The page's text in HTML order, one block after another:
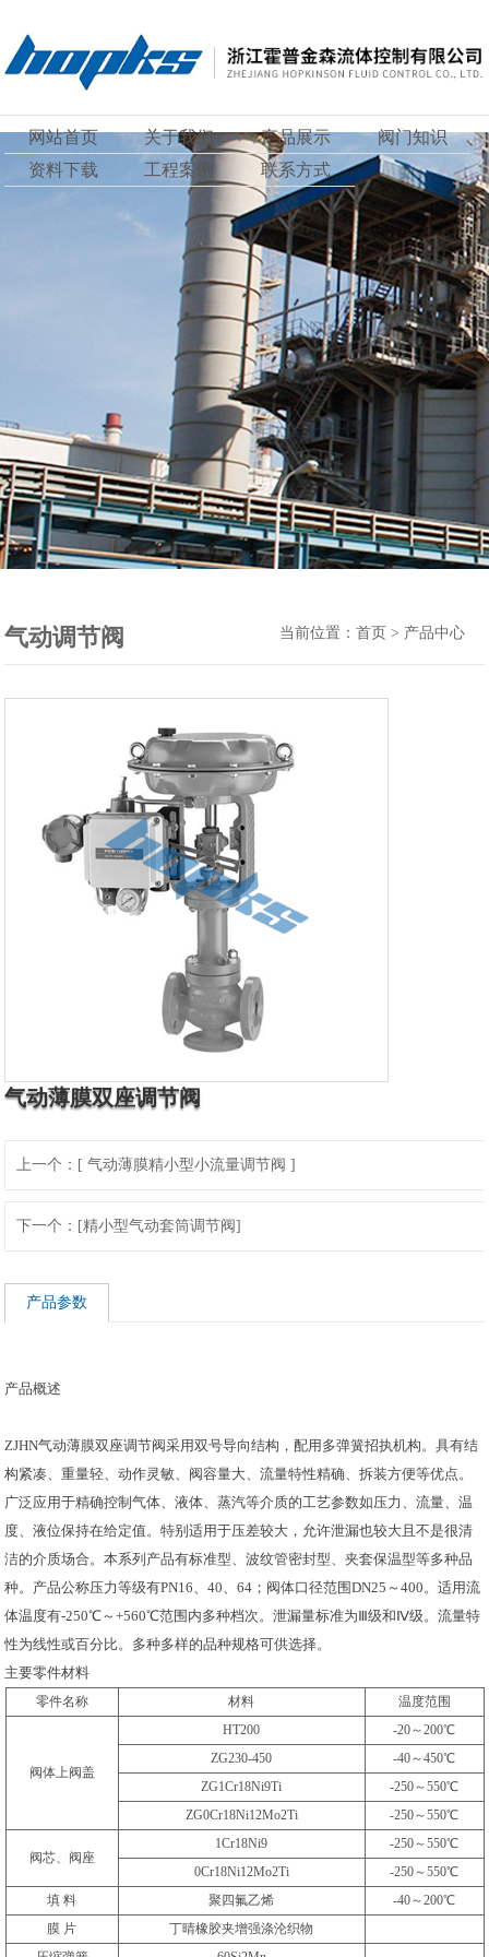
网站首页 关于我们 产品展示
阀门知识
资料下载
工程案例 联系方式
气动调节阀 当前位置： 首页 > 产品中心
气动薄膜双座调节阀
上一个：[ 气动薄膜精小型小流量调节阀 ]
下一个：[精小型气动套筒调节阀]
产品参数
产品概述
ZJHN气动薄膜双座调节阀采用双号导向结构，配用多弹簧招执机构。具有结
构紧凑、重量轻、动作灵敏、阀容量大、流量特性精确、拆装方便等优点。
广泛应用于精确控制气体、液体、蒸汽等介质的工艺参数如压力、流量、温
度、液位保持在给定值。特别适用于压差较大，允许泄漏也较大且不是很清
洁的介质场合。本系列产品有标准型、波纹管密封型、夹套保温型等多种品
种。产品公称压力等级有PN16、40、64；阀体口径范围DN25～400。适用流
体温度有-250℃～+560℃范围内多种档次。泄漏量标准为Ⅲ级和Ⅳ级。流量特
性为线性或百分比。多种多样的品种规格可供选择。
主要零件材料
零件名称 材料 温度范围
阀体上阀盖
HT200
-20～200℃
ZG230-450
-40～450℃
ZG1Cr18Ni9Ti
-250～550℃
ZG0Cr18Ni12Mo2Ti
-250～550℃
阀芯、阀座
1Cr18Ni9
-250～550℃
0Cr18Ni12Mo2Ti
-250～550℃
填 料
聚四氟乙烯
-40～200℃
膜 片
丁晴橡胶夹增强涤沦织物